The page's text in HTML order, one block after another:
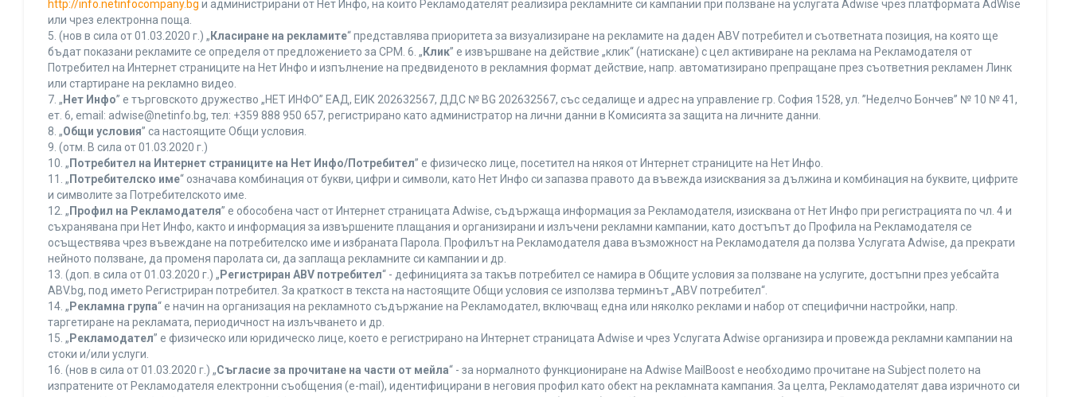
http://info.netinfocompany.bg и администрирани от Нет Инфо, на които Рекламодателят реализира рекламните си кампании при ползване на услугата Adwise чрез платформата AdWise
или чрез електронна поща.
5. (нов в сила от 01.03.2020 г.) „ Класиране на рекламите“ представлява приоритета за визуализиране на рекламите на даден ABV потребител и съответната позиция, на която ще
бъдат показани рекламите се определя от предложението за CPM. 6. „ Клик” е извършване на действие „клик“ (натискане) с цел активиране на реклама на Рекламодателя от
Потребител на Интернет страниците на Нет Инфо и изпълнение на предвиденото в рекламния формат действие, напр. автоматизирано препращане през съответния рекламен Линк
или стартиране на рекламно видео.
7. „ Нет Инфо” е търговското дружество „НЕТ ИНФО” ЕАД, ЕИК 202632567, ДДС № BG 202632567, със седалище и адрес на управление гр. София 1528, ул. ”Неделчо Бончев” № 10 № 41,
ет. 6, еmail: adwise@netinfo.bg, тел: +359 888 950 657, регистрирано като администратор на лични данни в Комисията за защита на личните данни.
8. „Общи условия” са настоящите Общи условия.
9. (отм. В сила от 01.03.2020 г.)
10. „ Потребител на Интернет страниците на Нет Инфо/Потребител” е физическо лице, посетител на някоя от Интернет страниците на Нет Инфо.
11. „ Потребителско име“ означава комбинация от букви, цифри и символи, като Нет Инфо си запазва правото да въвежда изисквания за дължина и комбинация на буквите, цифрите
и символите за Потребителското име.
12. „ Профил на Рекламодателя” е обособена част от Интернет страницата Adwise, съдържаща информация за Рекламодателя, изисквана от Нет Инфо при регистрацията по чл. 4 и
съхранявана при Нет Инфо, както и информация за извършените плащания и организирани и излъчени рекламни кампании, като достъпът до Профила на Рекламодателя се
осъществява чрез въвеждане на потребителско име и избраната Парола. Профилът на Рекламодателя дава възможност на Рекламодателя да ползва Услугата Adwise, да прекрати
нейното ползване, да променя паролата си, да заплаща рекламните си кампании и др.
13. (доп. в сила от 01.03.2020 г.) „ Регистриран ABV потребител“ - дефиницията за такъв потребител се намира в Общите условия за ползване на услугите, достъпни през уебсайта
ABV.bg, под името Регистриран потребител. За краткост в текста на настоящите Общи условия се използва терминът „ABV потребител“.
14. „ Рекламна група“ е начин на организация на рекламното съдържание на Рекламодател, включващ една или няколко реклами и набор от специфични настройки, напр.
таргетиране на рекламата, периодичност на излъчването и др.
15. „ Рекламодател” е физическо или юридическо лице, което е регистрирано на Интернет страницата Adwise и чрез Услугата Adwise организира и провежда рекламни кампании на
стоки и/или услуги.
16. (нов в сила от 01.03.2020 г.) „Съгласие за прочитане на части от мейла“ - за нормалното функциониране на Adwise MailBoost е необходимо прочитане на Subject полето на
изпратените от Рекламодателя електронни съобщения (e-mail), идентифицирани в неговия профил като обект на рекламната кампания. За целта, Рекламодателят дава изричното си